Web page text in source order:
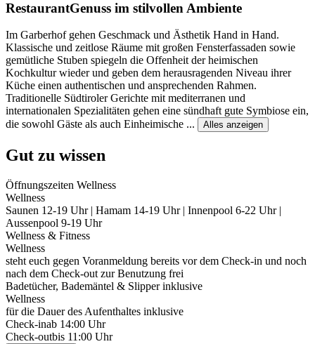
RestaurantGenuss im stilvollen Ambiente
Im Garberhof gehen Geschmack und Ästhetik Hand in Hand.
Klassische und zeitlose Räume mit großen Fensterfassaden sowie
gemütliche Stuben spiegeln die Offenheit der heimischen
Kochkultur wieder und geben dem herausragenden Niveau ihrer
Küche einen authentischen und ansprechenden Rahmen.
Traditionelle Südtiroler Gerichte mit mediterranen und
internationalen Spezialitäten gehen eine sündhaft gute Symbiose ein,
die sowohl Gäste als auch Einheimische ... Alles anzeigen
Gut zu wissen
Öffnungszeiten Wellness
Wellness
Saunen 12-19 Uhr | Hamam 14-19 Uhr | Innenpool 6-22 Uhr |
Aussenpool 9-19 Uhr
Wellness & Fitness
Wellness
steht euch gegen Voranmeldung bereits vor dem Check-in und noch
nach dem Check-out zur Benutzung frei
Badetücher, Bademäntel & Slipper inklusive
Wellness
für die Dauer des Aufenthaltes inklusive
Check-inab 14:00 Uhr
Check-outbis 11:00 Uhr